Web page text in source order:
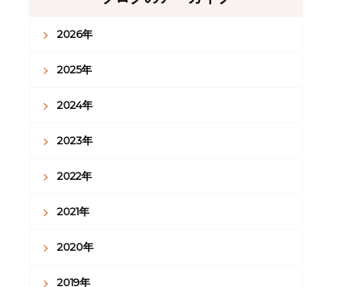
2026年
2025年
2024年
2023年
2022年
2021年
2020年
2019年